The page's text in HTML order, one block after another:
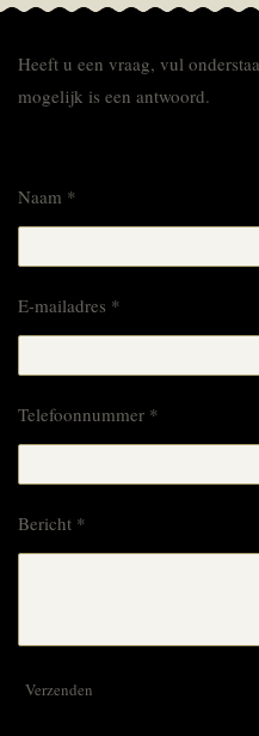
Heeft u een vraag, vul
mogelijk is een antwoord.
Naam *
E-mailadres *
Telefoonnummer *
Bericht *
Verzenden